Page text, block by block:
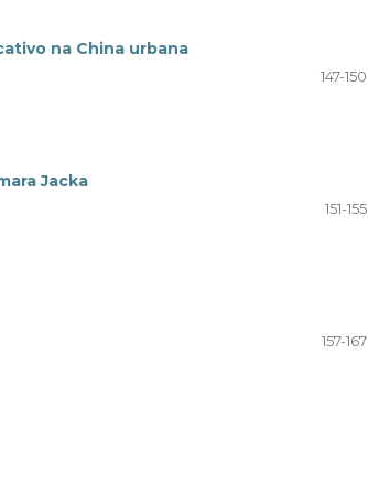
na China urbana
147-150
Jacka
151-155
157-167